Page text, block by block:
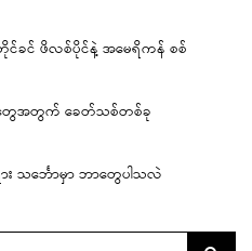
င်ခင် ဖိလစ်ပိုင်နဲ့ အမေရိကန် စစ်
တွေအတွက် ခေတ်သစ်တစ်ခု
း သင်္ဘောမှာ ဘာတွေပါသလဲ